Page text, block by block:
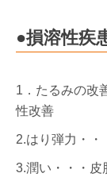
●損溶性疾
1．たるみの改
性改善
2.はり弾力・・
3.潤い・・・皮